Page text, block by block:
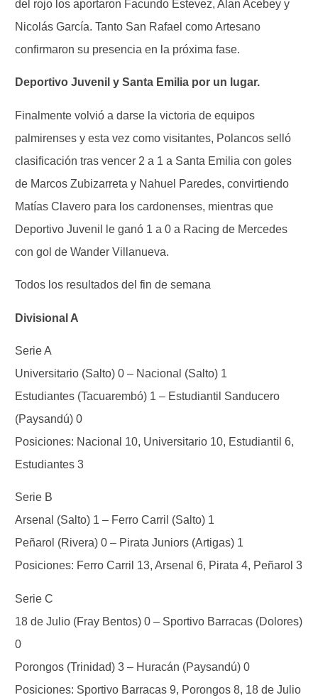
del rojo los aportaron Facundo Estevez, Alan Acebey y
Nicolás García. Tanto San Rafael como Artesano
confirmaron su presencia en la próxima fase.
Deportivo Juvenil y Santa Emilia por un lugar.
Finalmente volvió a darse la victoria de equipos
palmirenses y esta vez como visitantes, Polancos selló
clasificación tras vencer 2 a 1 a Santa Emilia con goles
de Marcos Zubizarreta y Nahuel Paredes, convirtiendo
Matías Clavero para los cardonenses, mientras que
Deportivo Juvenil le ganó 1 a 0 a Racing de Mercedes
con gol de Wander Villanueva.
Todos los resultados del fin de semana
Divisional A
Serie A
Universitario (Salto) 0 – Nacional (Salto) 1
Estudiantes (Tacuarembó) 1 – Estudiantil Sanducero
(Paysandú) 0
Posiciones: Nacional 10, Universitario 10, Estudiantil 6,
Estudiantes 3
Serie B
Arsenal (Salto) 1 – Ferro Carril (Salto) 1
Peñarol (Rivera) 0 – Pirata Juniors (Artigas) 1
Posiciones: Ferro Carril 13, Arsenal 6, Pirata 4, Peñarol 3
Serie C
18 de Julio (Fray Bentos) 0 – Sportivo Barracas (Dolores)
0
Porongos (Trinidad) 3 – Huracán (Paysandú) 0
Posiciones: Sportivo Barracas 9, Porongos 8, 18 de Julio